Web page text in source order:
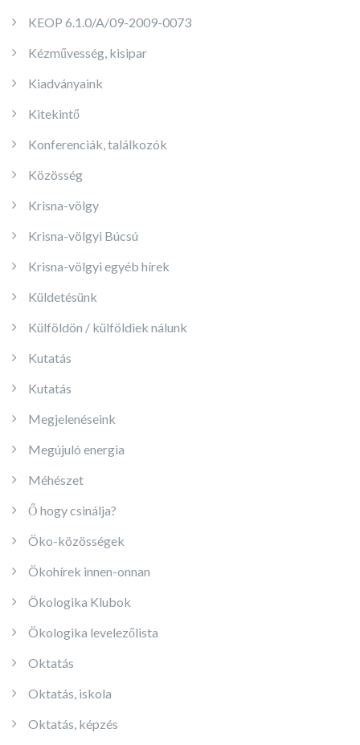
KEOP 6.1.0/A/09-2009-0073
Kézművesség, kisipar
Kiadványaink
Kitekintő
Konferenciák, találkozók
Közösség
Krisna-völgy
Krisna-völgyi Búcsú
Krisna-völgyi egyéb hírek
Küldetésünk
Külföldön / külföldiek nálunk
Kutatás
Kutatás
Megjelenéseink
Megújuló energia
Méhészet
Ő hogy csinálja?
Öko-közösségek
Ökohírek innen-onnan
Ökologika Klubok
Ökologika levelezőlista
Oktatás
Oktatás, iskola
Oktatás, képzés